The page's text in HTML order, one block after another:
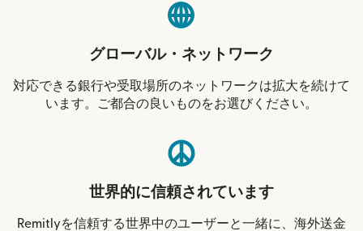
グローバル・ネットワーク
対応できる銀行や受取場所のネットワークは拡大を続けて
います。ご都合の良いものをお選びください。
世界的に信頼されています
Remitlyを信頼する世界中のユーザーと一緒に、海外送金